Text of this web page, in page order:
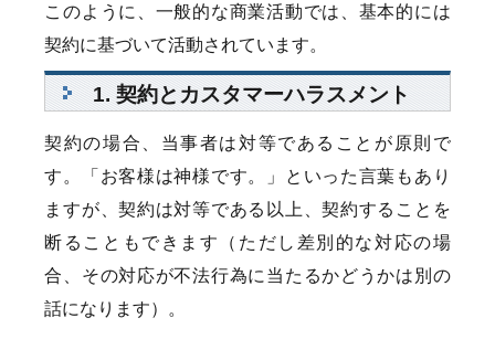
このように、一般的な商業活動では、基本的には
契約に基づいて活動されています。
1. 契約とカスタマーハラスメント
契約の場合、当事者は対等であることが原則で
す。「お客様は神様です。」といった言葉もあり
ますが、契約は対等である以上、契約することを
断ることもできます（ただし差別的な対応の場
合、その対応が不法行為に当たるかどうかは別の
話になります）。